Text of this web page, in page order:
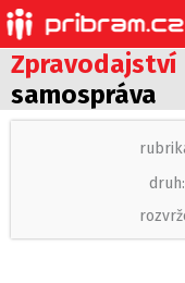
Zpravodajství
samospráva